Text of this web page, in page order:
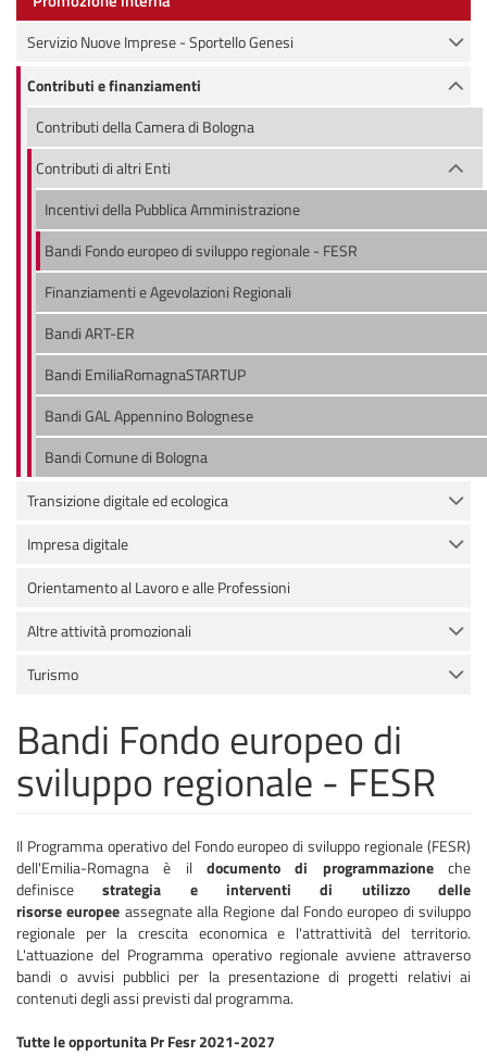
Servizio Nuove Imprese - Sportello Genesi
Contributi e finanziamenti
Contributi della Camera di Bologna
Contributi di altri Enti
Incentivi della Pubblica Amministrazione
Bandi Fondo europeo di sviluppo regionale - FESR
Finanziamenti e Agevolazioni Regionali
Bandi ART-ER
Bandi EmiliaRomagnaSTARTUP
Bandi GAL Appennino Bolognese
Bandi Comune di Bologna
Transizione digitale ed ecologica
Impresa digitale
Orientamento al Lavoro e alle Professioni
Altre attività promozionali
Turismo
Bandi Fondo europeo di
sviluppo regionale - FESR
Il Programma operativo del Fondo europeo di sviluppo regionale (FESR)
dell'Emilia-Romagna è il documento di programmazione che
definiscestrategia e interventi di utilizzo delle
risorse europee assegnate alla Regione dal Fondo europeo di sviluppo
regionale per la crescita economica e l'attrattività del territorio.
L'attuazione del Programma operativo regionale avviene attraverso
bandi o avvisi pubblici per la presentazione di progetti relativi ai
contenuti degli assi previsti dal programma.
Tutte le opportunita Pr Fesr 2021-2027